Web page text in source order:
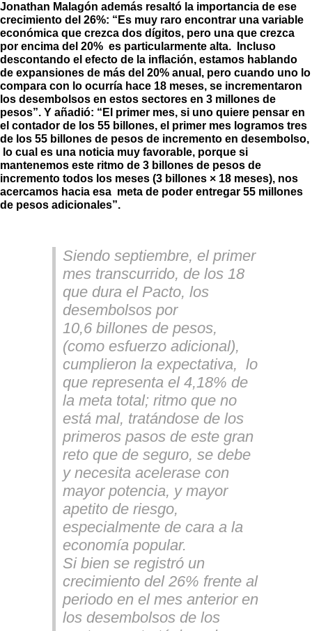
Jonathan Malagón además resaltó la importancia de ese
crecimiento del 26%: “Es muy raro encontrar una variable
económica que crezca dos dígitos, pero una que crezca
por encima del 20% es particularmente alta. Incluso
descontando el efecto de la inflación, estamos hablando
de expansiones de más del 20% anual, pero cuando uno lo
compara con lo ocurría hace 18 meses, se incrementaron
los desembolsos en estos sectores en 3 millones de
pesos”. Y añadió: “El primer mes, si uno quiere pensar en
el contador de los 55 billones, el primer mes logramos tres
de los 55 billones de pesos de incremento en desembolso,
lo cual es una noticia muy favorable, porque si
mantenemos este ritmo de 3 billones de pesos de
incremento todos los meses (3 billones × 18 meses), nos
acercamos hacia esa meta de poder entregar 55 millones
de pesos adicionales”.
Siendo septiembre, el primer
mes transcurrido, de los 18
que dura el Pacto, los
desembolsos por
10,6 billones de pesos,
(como esfuerzo adicional),
cumplieron la expectativa, lo
que representa el 4,18% de
la meta total; ritmo que no
está mal, tratándose de los
primeros pasos de este gran
reto que de seguro, se debe
y necesita acelerase con
mayor potencia, y mayor
apetito de riesgo,
especialmente de cara a la
economía popular.
Si bien se registró un
crecimiento del 26% frente al
periodo en el mes anterior en
los desembolsos de los